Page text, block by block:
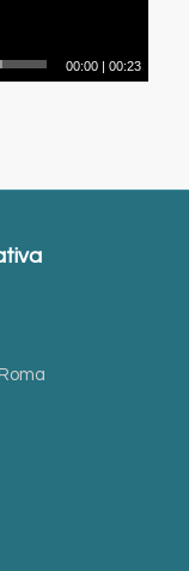
00:00 |00:23